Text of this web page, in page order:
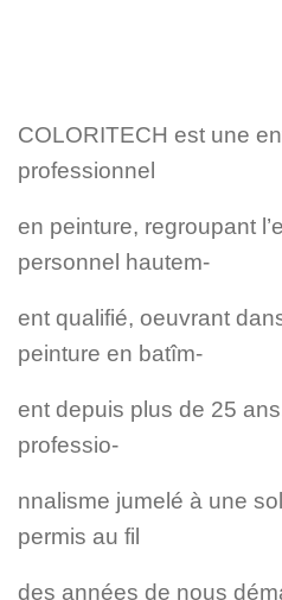
COLORITECH est une
professionnel
en peinture, regroupant
personnel hautem-
ent qualifié, oeuvrant
peinture en batîm-
ent depuis plus de 25
professio-
nnalisme jumelé à une
permis au fil
des années de nous